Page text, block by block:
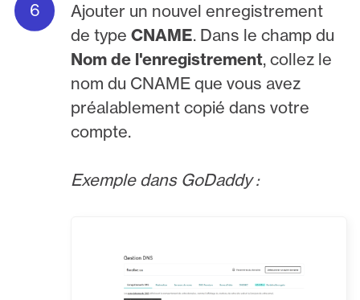
Ajouter un nouvel enregistrement
de typeCNAME. Dans le champ du
Nom de l'enregistrement, collez le
nom du CNAME que vous avez
préalablement copié dans votre
compte.
Exemple dans GoDaddy :